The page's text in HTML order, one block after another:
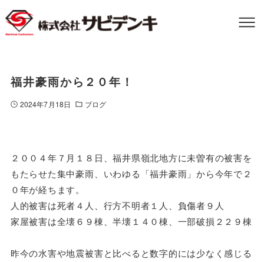
福井豪雨から２０年！
2024年7月18日 ブログ
２００４年７月１８日、福井県嶺北地方に未曽有の被害を
もたらせた集中豪雨、いわゆる「福井豪雨」から今年で２
０年が経ちます。
人的被害は死者４人、行方不明者１人、負傷者９人
家屋被害は全壊６９棟、半壊１４０棟、一部破損２２９棟
昨今の水害や地震被害と比べると数字的には少なく感じる